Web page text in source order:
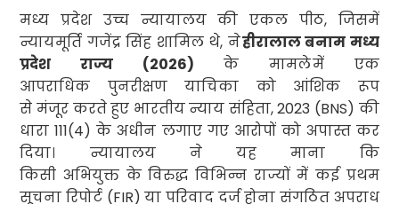
मध्य प्रदेश उच्च न्यायालय की एकल पीठ, जिसमें
न्यायमूर्ति गजेंद्र सिंह शामिल थे, नेहीरालाल बनाम मध्य
प्रदेश राज्य (2026) के मामलेमें एक
आपराधिक पुनरीक्षण याचिका को आंशिक रूप
से मंजूर करते हुए भारतीय न्याय संहिता, 2023 (BNS) की
धारा111(4)के अधीन लगाए गए आरोपों को अपास्त कर
दिया। न्यायालय ने यह माना कि
किसी अभियुक्त के विरुद्ध विभिन्न राज्यों में कई प्रथम
सूचना रिपोर्ट (FIR) या परिवाद दर्ज होना संगठित अपराध